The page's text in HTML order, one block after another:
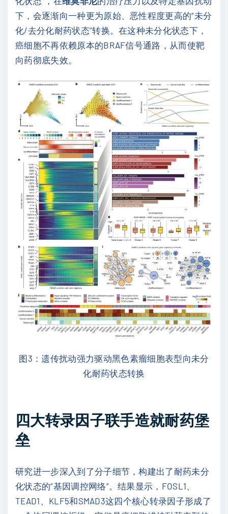
下，会逐渐向一种更为原始、恶性程度更高的“未分
化/去分化耐药状态”转换。在这种未分化状态下，
癌细胞不再依赖原本的BRAF信号通路，从而使靶
向药彻底失效。
图3：遗传扰动强力驱动黑色素瘤细胞表型向未分
化耐药状态转换
四大转录因子联手造就耐药堡
垒
研究进一步深入到了分子细节，构建出了耐药未分
化状态的“基因调控网络”。结果显示，FOSL1、
TEAD1、KLF5和SMAD3这四个核心转录因子形成了